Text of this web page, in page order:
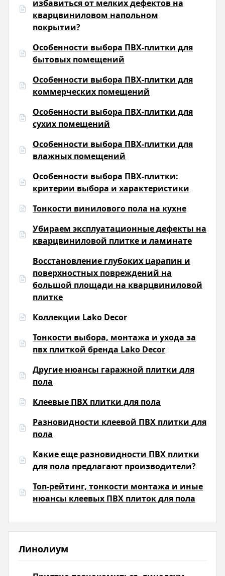
избавиться от мелких дефектов на
кварцвиниловом напольном
покрытии?
Особенности выбора ПВХ-плитки для
бытовых помещений
Особенности выбора ПВХ-плитки для
коммерческих помещений
Особенности выбора ПВХ-плитки для
сухих помещений
Особенности выбора ПВХ-плитки для
влажных помещений
Особенности выбора ПВХ-плитки:
критерии выбора и характеристики
Тонкости винилового пола на кухне
Убираем эксплуатационные дефекты на
кварцвиниловой плитке и ламинате
Восстановление глубоких царапин и
поверхностных повреждений на
большой площади на кварцвиниловой
плитке
Коллекции Lako Decor
Тонкости выбора, монтажа и ухода за
пвх плиткой бренда Lako Decor
Другие нюансы гаражной плитки для
пола
Клеевые ПВХ плитки для пола
Разновидности клеевой ПВХ плитки для
пола
Какие еще разновидности ПВХ плитки
для пола предлагают производители?
Топ-рейтинг, тонкости монтажа и иные
нюансы клеевых ПВХ плиток для пола
Линолиум